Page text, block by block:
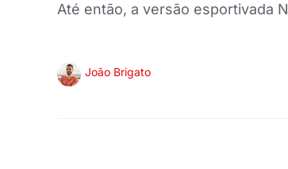
Até então, a versão esportivada
João Brigato